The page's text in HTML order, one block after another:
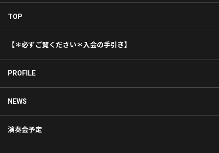
TOP
【＊必ずご覧ください＊入会の手引き】
PROFILE
NEWS
演奏会予定